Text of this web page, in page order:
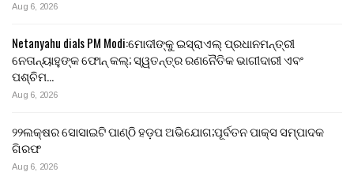
Aug 6, 2026
Netanyahu dials PM Modi:ମୋଦୀଙ୍କୁ ଇସ୍ରାଏଲ୍ ପ୍ରଧାନମନ୍ତ୍ରୀ
ନେତାନ୍ୟାହୁଙ୍କ ଫୋନ୍ କଲ୍; ସ୍ୱତନ୍ତ୍ର ରଣନୈତିକ ଭାଗୀଦାରୀ ଏବଂ
ପଶ୍ଚିମ…
Aug 6, 2026
୨୨ଲକ୍ଷର ସୋସାଇଟି ପାଣ୍ଠି ହଡ଼ପ ଅଭିଯୋଗ;ପୂର୍ବତନ ପାକ୍ସ ସମ୍ପାଦକ
ଗିରଫ
Aug 6, 2026